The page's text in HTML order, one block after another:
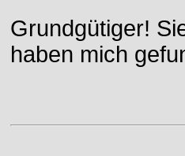
Grundgütiger!
haben mich